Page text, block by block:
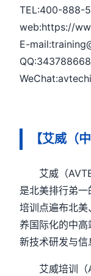
TEL:400-888-
web:https://
E-
QQ:343788668
【艾威（
艾威（
是北美排行弟
培训点遍布北
养国际化的中
新技术研发与信
艾威培训（